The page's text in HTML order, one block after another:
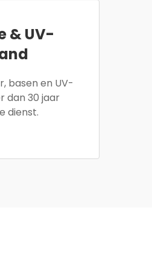
& UV-
basen en UV-
dan 30 jaar
dienst.